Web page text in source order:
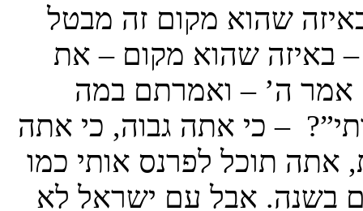
שהוא מקום זה מבטל
– באיזה שהוא מקום – את
אמר ה’ – ואמרתם במה
– כי אתה גבוה, כי אתה
תוכל לפרנס אותי כמו
בשנה. אבל עם ישראל לא